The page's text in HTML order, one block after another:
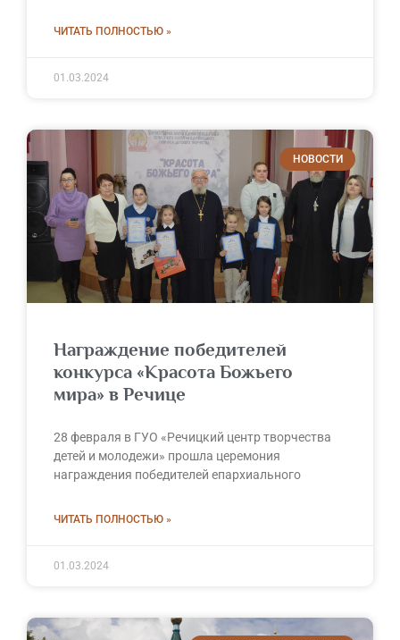
ЧИТАТЬ ПОЛНОСТЬЮ »
01.03.2024
НОВОСТИ
Награждение победителей
конкурса «Красота Божьего
мира» в Речице
28 февраля в ГУО «Речицкий центр творчества
детей и молодежи» прошла церемония
награждения победителей епархиального
ЧИТАТЬ ПОЛНОСТЬЮ »
01.03.2024